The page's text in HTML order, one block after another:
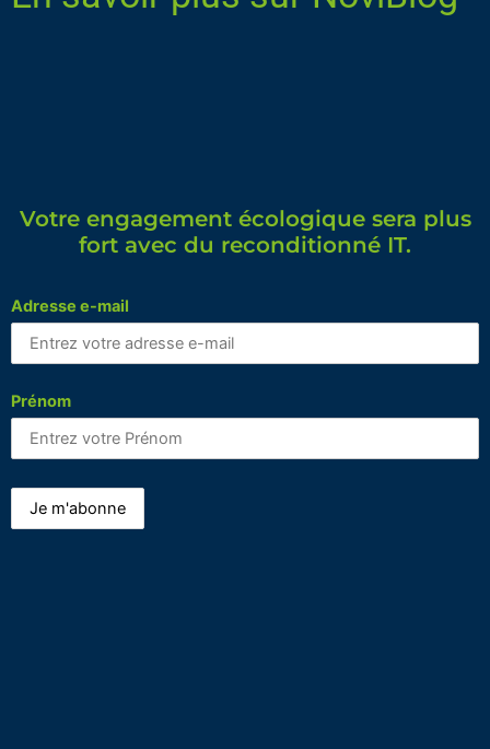
Votre engagement écologique sera plus
fort avec du reconditionné IT.
Adresse e-mail
Prénom